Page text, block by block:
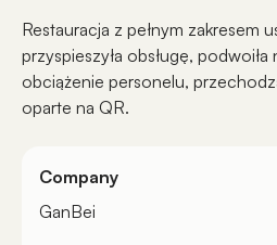
Restauracja z pełnym zakresem
przyspieszyła obsługę, podwoiła
obciążenie personelu,
oparte na QR.
Company
GanBei